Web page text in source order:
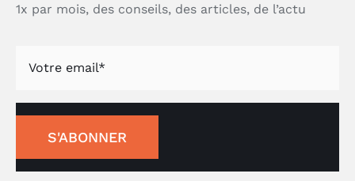
1x par mois, des conseils, des articles, de l’actu
S'ABONNER